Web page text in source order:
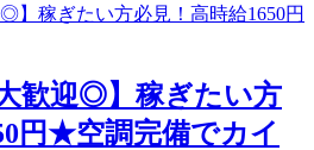
歓迎◎】稼ぎたい方
円★空調完備でカイ